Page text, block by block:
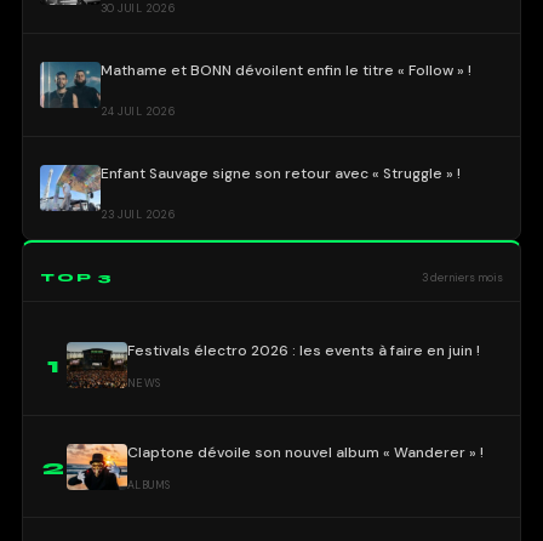
30 JUIL 2026
Mathame et BONN dévoilent enfin le titre « Follow » !
24 JUIL 2026
Enfant Sauvage signe son retour avec « Struggle » !
23 JUIL 2026
TOP 3 3 derniers mois
1
Festivals électro 2026 : les events à faire en juin !
NEWS
2
Claptone dévoile son nouvel album « Wanderer » !
ALBUMS